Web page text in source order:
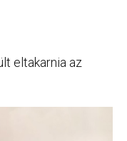
eltakarnia az